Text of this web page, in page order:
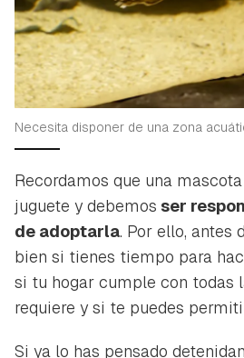
Necesita disponer de una zona
Recordamos que una
juguete y debemos ser
de adoptarla. Por ello, antes
bien si tienes tiempo para
si tu hogar cumple con todas
requiere y si te puedes
Si ya lo has pensado